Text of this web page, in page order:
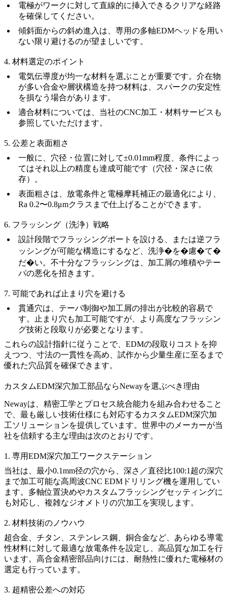
電極がワークに対して直線的に挿入できるクリアな経路
を確保してください。
傾斜面からの斜め進入は、専用の多軸EDMヘッドを用い
ない限り避けるのが望ましいです。
4. 材料選定のポイント
電気伝導度が均一な材料を選ぶことが重要です。介在物
が多い合金や層状構造を持つ材料は、スパークの安定性
を損なう場合があります。
適合材料については、当社のCNC加工・材料サービス も
参照していただけます。
5. 公差と表面粗さ
一般に、穴径・位置に対して±0.01mm程度、条件によっ
てはそれ以上の精度も達成可能です（穴径・深さに依
存）。
表面粗さは、放電条件と電極摩耗補正の最適化により、
Ra 0.2〜0.8μmクラスまで仕上げることができます。
6. フラッシング（洗浄）戦略
設計段階でフラッシングポートを設ける、または逆フラ
ッシングが可能な構造にするなど、洗浄�を�慮�て�
だ�い。不十分なフラッシングは、加工屑の堆積やテー
パの悪化を招きます。
7. 可能であれば止まり穴を避ける
貫通穴は、テーパ制御や加工屑の排出が比較的容易で
す。止まり穴も加工可能ですが、より高度なフラッシン
グ技術と段取りが必要となります。
これらの設計指針に従うことで、EDMの段取りコストを抑
えつつ、寸法の一貫性を高め、試作から少量生産に至るまで
優れた穴品質を確保できます。
カスタムEDM深穴加工部品ならNewayを選ぶべき理由
Newayは、精密工学とプロセス統合能力を組み合わせること
で、最も厳しい技術仕様にも対応するカスタムEDM深穴加
工ソリューションを提供しています。世界中のメーカーが当
社を信頼する主な理由は次のとおりです。
1. 専用EDM深穴加工ワークステーション
当社は、最小0.1mm径の穴から、深さ／直径比100:1 超の深穴
まで加工可能な高周波CNC EDMドリリング機を運用してい
ます。多軸位置決めやカスタムフラッシングセッティングに
も対応し、複雑なジオメトリの穴加工を実現します。
2. 材料技術のノウハウ
超合金
チタン ステンレス鋼 銅合金など、あらゆる導電
性材料に対して最適な放電条件を設定し、高品質な加工を行
います。高合金精密部品向けには、耐熱性に優れた電極材の
選定も行っています。
3. 超精密公差への対応